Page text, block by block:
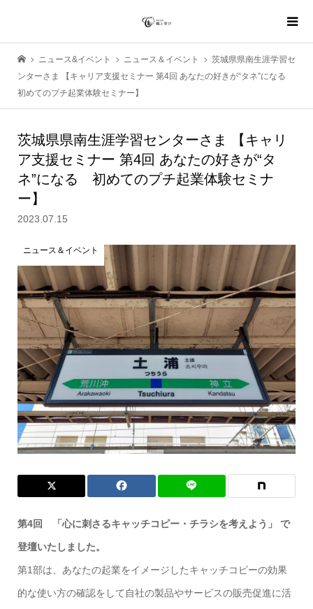
ニュース&イベント ニュース＆イベント
茨城県県南生涯学習セ
ンターさま 【キャリア支援セミナー 第4回 あなたの好きが“タネ”になる
初めてのプチ起業体験セミナー】
茨城県県南生涯学習センターさま 【キャリ
ア支援セミナー 第4回 あなたの好きが“タ
ネ”になる 初めてのプチ起業体験セミナ
ー】
2023.07.15
ニュース＆イベント
第4回 「心に刺さるキャッチコピー・チラシを考えよう」 で
登壇いたしました。
第1部は、あなたの起業をイメージしたキャッチコピーの効果
的な使い方の確認をして自社の製品やサービスの販売促進に活